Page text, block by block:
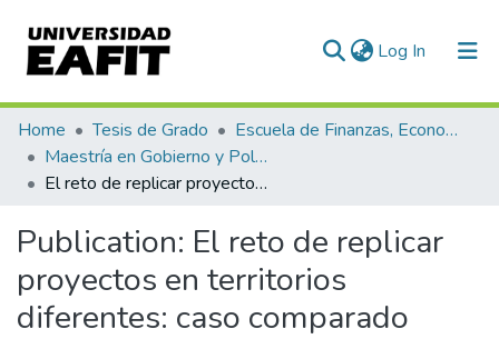
Log In (current)
Communities & Collections
All of DSpace
Home Tesis de Grado
Escuela de Finanzas, Economía y Gobierno
Maestría en Gobierno y Políticas Públicas (tesis)
El reto de replicar proyectos en territorios diferentes: caso comparado entre Medellín – Vigía del Fuerte: Proyecto urbano integral, Comuna 13, Zona Centro Occidental de Medellín - Proyecto Municipal Integral, Vigía del Fuerte
Publication: El reto de replicar
proyectos en territorios
diferentes: caso comparado